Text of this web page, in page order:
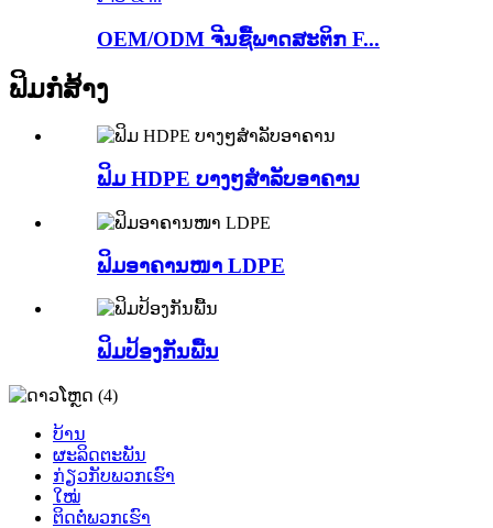
OEM/ODM ຈີນຊື້ພາດສະຕິກ F...
ຟິມກໍ່ສ້າງ
ຟິມ HDPE ບາງໆສຳລັບອາຄານ
ຟິມອາຄານໜາ LDPE
ຟິມປ້ອງກັນພື້ນ
ບ້ານ
ຜະລິດຕະພັນ
ກ່ຽວກັບພວກເຮົາ
ໃໝ່
ຕິດຕໍ່ພວກເຮົາ